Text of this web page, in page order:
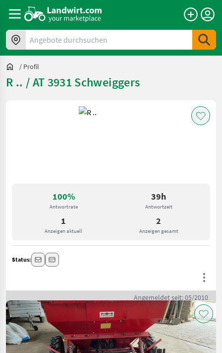
Angebote durchsuchen
/ Profil
R .. / AT 3931 Schweiggers
100%
Antwortrate
39h
Antwortzeit
1
Anzeigen aktuell
2
Anzeigen gesamt
Status:
Angemeldet seit: 05/2010